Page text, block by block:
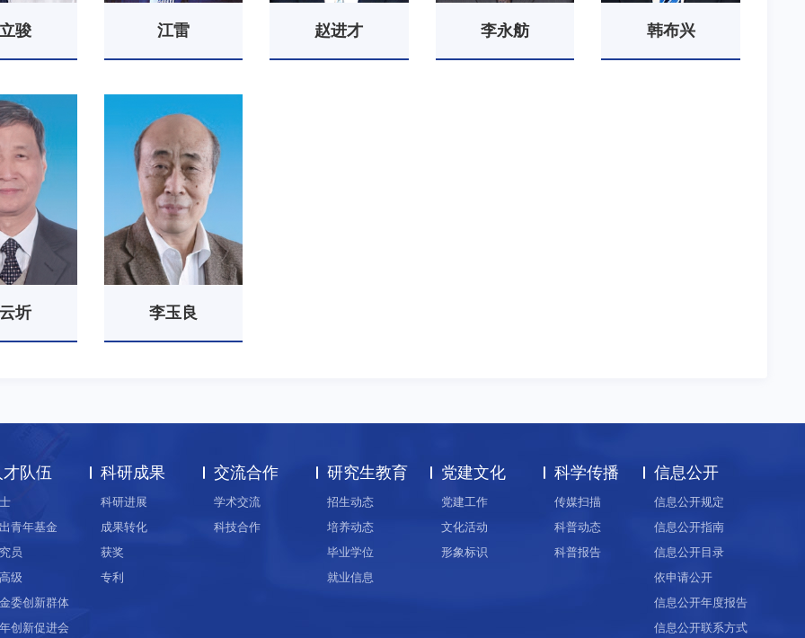
骏 江雷 赵进才 李永舫 韩布兴
圻 李玉良
才队伍
青年基金
员
级
委创新群体
创新促进会
科研成果
科研进展
成果转化
获奖
专利
交流合作
学术交流
科技合作
研究生教育
招生动态
培养动态
毕业学位
就业信息
党建文化
党建工作
文化活动
形象标识
科学传播
传媒扫描
科普动态
科普报告
信息公开
信息公开规定
信息公开指南
信息公开目录
依申请公开
信息公开年度报告
信息公开联系方式